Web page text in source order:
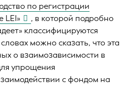
по регистрации
LEI»
, в которой подробно
классифицируются
можно сказать, что эта
о взаимозависимости в
упрощения
с фондом на